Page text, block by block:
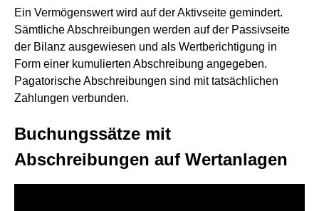
Ein Vermögenswert wird auf der Aktivseite gemindert.
Sämtliche Abschreibungen werden auf der Passivseite
der Bilanz ausgewiesen und als Wertberichtigung in
Form einer kumulierten Abschreibung angegeben.
Pagatorische Abschreibungen sind mit tatsächlichen
Zahlungen verbunden.
Buchungssätze mit
Abschreibungen auf Wertanlagen